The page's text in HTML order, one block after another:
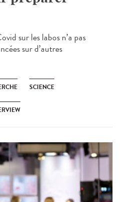
sur les labos n’a pas
sur d’autres
SCIENCE